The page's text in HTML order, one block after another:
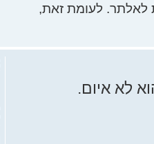
לאלתר. לעומת זאת,
לא איום.